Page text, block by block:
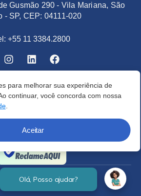
Gusmão 290 - Vila Mariana, São
- SP, CEP: 04111-020
+55 11 3384.2800
para melhorar sua experiência de
continuar, você concorda com nossa
.
Aceitar